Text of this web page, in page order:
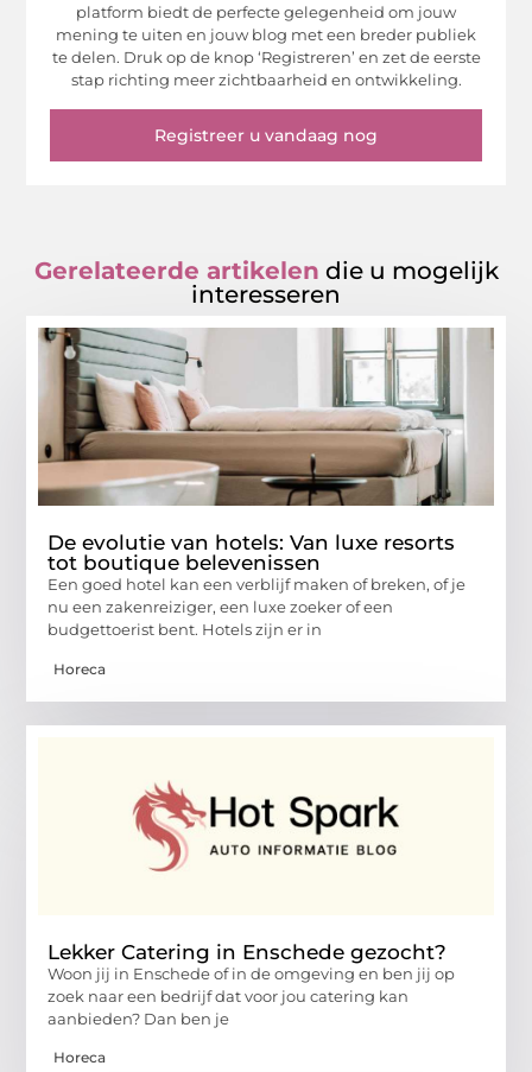
platform biedt de perfecte gelegenheid om jouw
mening te uiten en jouw blog met een breder publiek
te delen. Druk op de knop ‘Registreren’ en zet de eerste
stap richting meer zichtbaarheid en ontwikkeling.
Registreer u vandaag nog
Gerelateerde artikelen die u mogelijk
interesseren
De evolutie van hotels: Van luxe resorts
tot boutique belevenissen
Een goed hotel kan een verblijf maken of breken, of je
nu een zakenreiziger, een luxe zoeker of een
budgettoerist bent. Hotels zijn er in
Horeca
Lekker Catering in Enschede gezocht?
Woon jij in Enschede of in de omgeving en ben jij op
zoek naar een bedrijf dat voor jou catering kan
aanbieden? Dan ben je
Horeca